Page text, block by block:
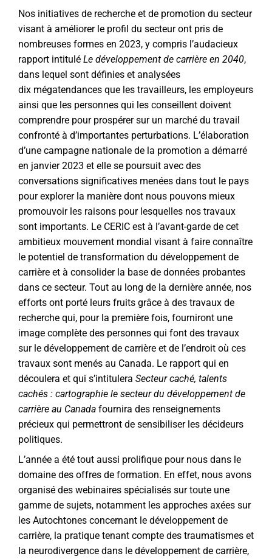
Nos initiatives de recherche et de promotion du secteur
visant à améliorer le profil du secteur ont pris de
nombreuses formes en 2023, y compris l’audacieux
rapport intitulé Le développement de carrière en 2040,
dans lequel sont définies et analysées
dix mégatendances que les travailleurs, les employeurs
ainsi que les personnes qui les conseillent doivent
comprendre pour prospérer sur un marché du travail
confronté à d’importantes perturbations. L’élaboration
d’une campagne nationale de la promotion a démarré
en janvier 2023 et elle se poursuit avec des
conversations significatives menées dans tout le pays
pour explorer la manière dont nous pouvons mieux
promouvoir les raisons pour lesquelles nos travaux
sont importants. Le CERIC est à l’avant-garde de cet
ambitieux mouvement mondial visant à faire connaître
le potentiel de transformation du développement de
carrière et à consolider la base de données probantes
dans ce secteur. Tout au long de la dernière année, nos
efforts ont porté leurs fruits grâce à des travaux de
recherche qui, pour la première fois, fourniront une
image complète des personnes qui font des travaux
sur le développement de carrière et de l’endroit où ces
travaux sont menés au Canada. Le rapport qui en
découlera et qui s’intitulera Secteur caché, talents
cachés : cartographie le secteur du développement de
carrière au Canada fournira des renseignements
précieux qui permettront de sensibiliser les décideurs
politiques.
L’année a été tout aussi prolifique pour nous dans le
domaine des offres de formation. En effet, nous avons
organisé des webinaires spécialisés sur toute une
gamme de sujets, notamment les approches axées sur
les Autochtones concernant le développement de
carrière, la pratique tenant compte des traumatismes et
la neurodivergence dans le développement de carrière,